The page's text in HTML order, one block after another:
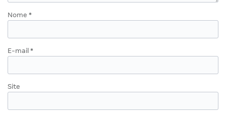
Nome *
E-mail *
Site